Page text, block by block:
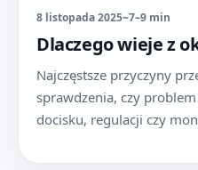
8 listopada 2025~7–9 min
Dlaczego wieje z
Najczęstsze przyczyny
sprawdzenia, czy
docisku, regulacji czy